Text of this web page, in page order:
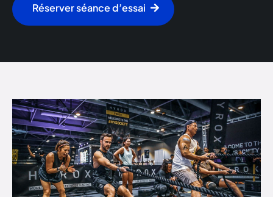
Réserver séance d’essai